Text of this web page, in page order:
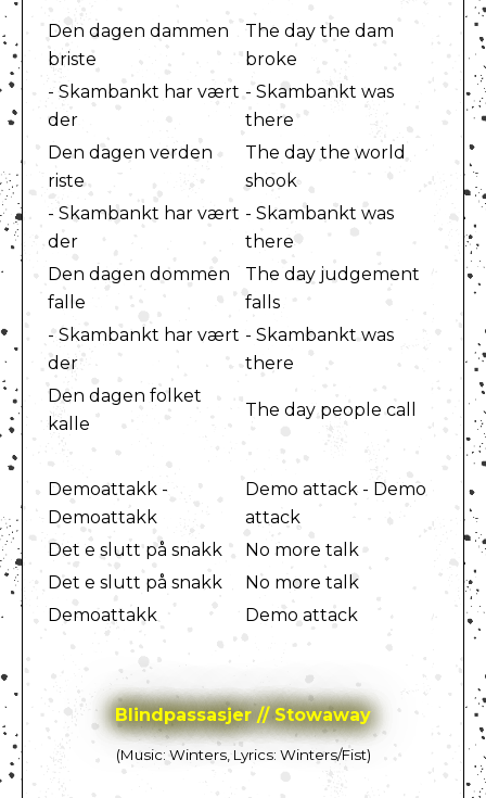
Den dagen dammen
briste
The day the dam
broke
- Skambankt har vært
der
- Skambankt was
there
Den dagen verden
riste
The day the world
shook
- Skambankt har vært
der
- Skambankt was
there
Den dagen dommen
falle
The day judgement
falls
- Skambankt har vært
der
- Skambankt was
there
Den dagen folket
kalle
The day people call
Demoattakk -
Demoattakk
Demo attack - Demo
attack
Det e slutt på snakk
No more talk
Det e slutt på snakk
No more talk
Demoattakk
Demo attack
Blindpassasjer // Stowaway
(Music: Winters, Lyrics: Winters/Fist)